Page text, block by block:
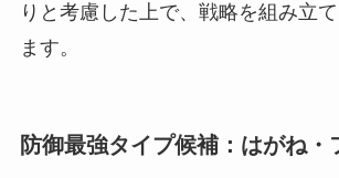
りと考慮した上で、戦略を組み立
ます。
防御最強タイプ候補：はがね・